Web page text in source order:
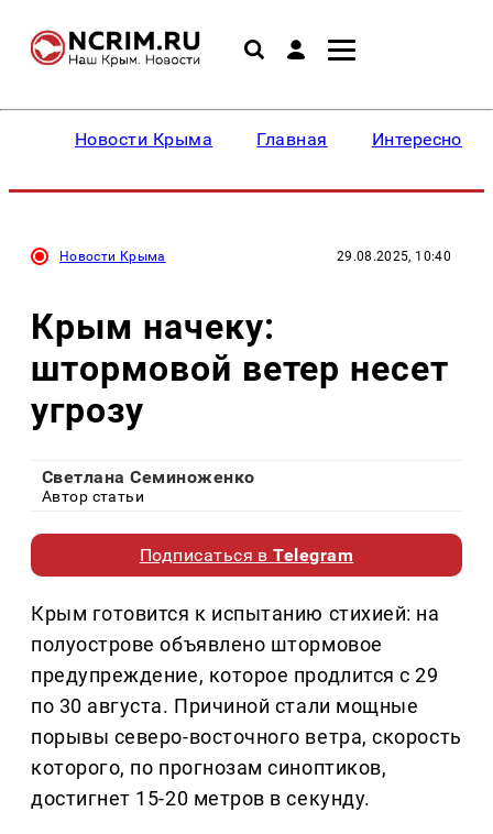
Новости Крыма Главная Интересное
Новости Крыма 29.08.2025, 10:40
Крым начеку:
штормовой ветер несет
угрозу
Светлана Семиноженко
Автор статьи
Подписаться вTelegram
Крым готовится к испытанию стихией: на
полуострове объявлено штормовое
предупреждение, которое продлится с 29
по 30 августа. Причиной стали мощные
порывы северо-восточного ветра, скорость
которого, по прогнозам синоптиков,
достигнет 15-20 метров в секунду.